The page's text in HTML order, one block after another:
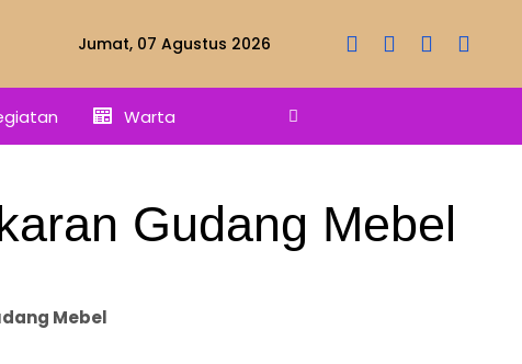
Jumat, 07 Agustus 2026
Warta
Gudang Mebel
Mebel